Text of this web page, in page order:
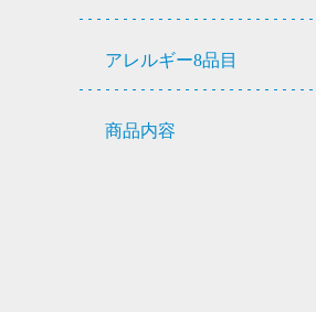
アレルギー8品目
商品内容